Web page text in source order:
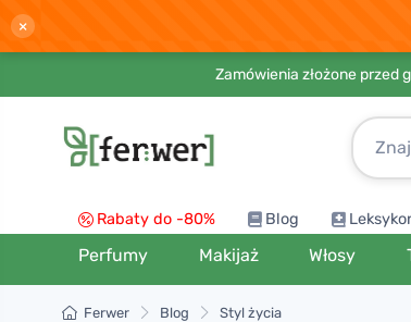
×
Zamówienia złożone przed
Rabaty do -80% Blog
Perfumy Makijaż Włosy
Ferwer Blog Styl życia